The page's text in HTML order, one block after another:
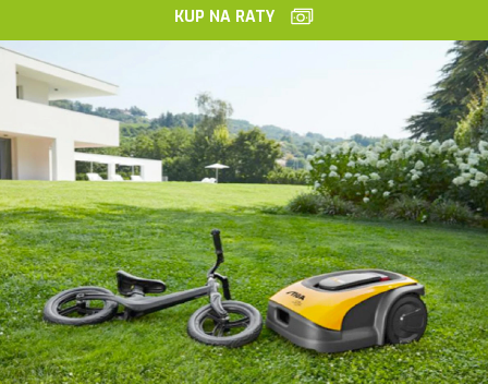
KUP NA RATY